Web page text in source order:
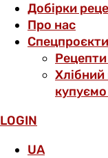
Добірки
Про нас
Спецпроєкти
купуємо
LOGIN
UA